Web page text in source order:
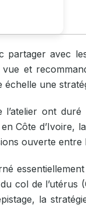
partager avec
et
échelle une
l’atelier ont
Côte d’Ivoire,
ouverte
col de l’utérus
la